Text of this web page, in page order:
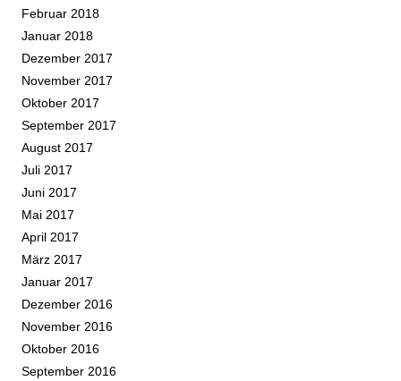
Februar 2018
Januar 2018
Dezember 2017
November 2017
Oktober 2017
September 2017
August 2017
Juli 2017
Juni 2017
Mai 2017
April 2017
März 2017
Januar 2017
Dezember 2016
November 2016
Oktober 2016
September 2016